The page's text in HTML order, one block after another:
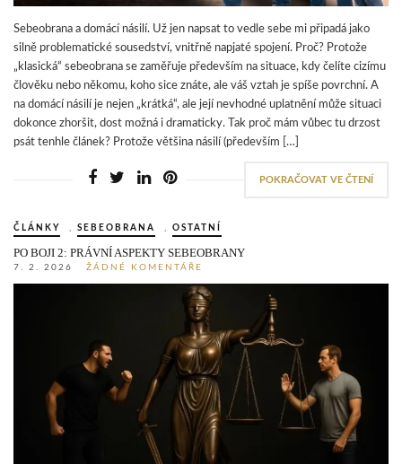
Sebeobrana a domácí násilí. Už jen napsat to vedle sebe mi připadá jako
silně problematické sousedství, vnitřně napjaté spojení. Proč? Protože
„klasická“ sebeobrana se zaměřuje především na situace, kdy čelíte cizímu
člověku nebo někomu, koho sice znáte, ale váš vztah je spíše povrchní. A
na domácí násilí je nejen „krátká“, ale její nevhodné uplatnění může situaci
dokonce zhoršit, dost možná i dramaticky. Tak proč mám vůbec tu drzost
psát tenhle článek? Protože většina násilí (především […]
POKRAČOVAT VE ČTENÍ
ČLÁNKY , SEBEOBRANA , OSTATNÍ
PO BOJI 2: PRÁVNÍ ASPEKTY SEBEOBRANY
7. 2. 2026 ŽÁDNÉ KOMENTÁŘE